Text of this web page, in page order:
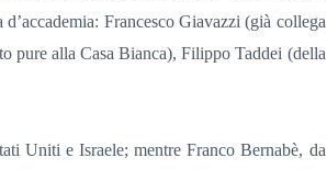
Francesco Giavazzi (già collega
pure alla Casa Bianca), Filippo Taddei (della
Uniti e Israele; mentre Franco Bernabè, da